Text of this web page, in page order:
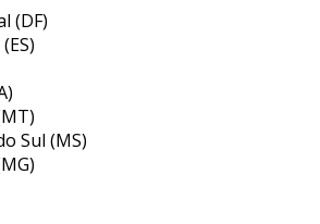
de ar
essencial para garantir o
e prolongar a vida
este serviço de
inclui a carga de óleo,
semissintético ou
de filtros de ar, filtros
de ar/óleo.
(DF)
Sul (MS)